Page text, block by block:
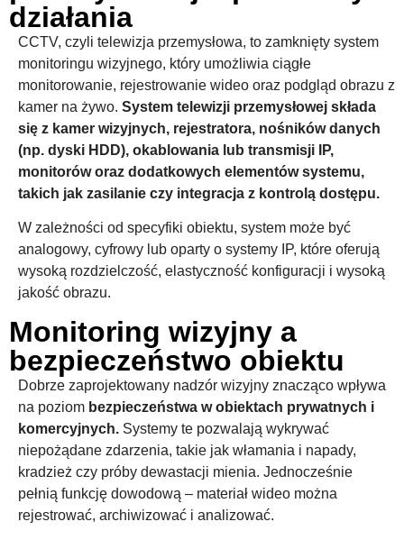
działania
CCTV, czyli telewizja przemysłowa, to zamknięty system
monitoringu wizyjnego, który umożliwia ciągłe
monitorowanie, rejestrowanie wideo oraz podgląd obrazu z
kamer na żywo. System telewizji przemysłowej składa
się z kamer wizyjnych, rejestratora, nośników danych
(np. dyski HDD), okablowania lub transmisji IP,
monitorów oraz dodatkowych elementów systemu,
takich jak zasilanie czy integracja z kontrolą dostępu.
W zależności od specyfiki obiektu, system może być
analogowy, cyfrowy lub oparty o systemy IP, które oferują
wysoką rozdzielczość, elastyczność konfiguracji i wysoką
jakość obrazu.
Monitoring wizyjny a
bezpieczeństwo obiektu
Dobrze zaprojektowany nadzór wizyjny znacząco wpływa
na poziom bezpieczeństwa w obiektach prywatnych i
komercyjnych. Systemy te pozwalają wykrywać
niepożądane zdarzenia, takie jak włamania i napady,
kradzież czy próby dewastacji mienia. Jednocześnie
pełnią funkcję dowodową – materiał wideo można
rejestrować, archiwizować i analizować.